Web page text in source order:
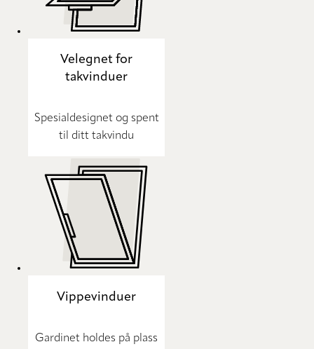
Velegnet for
takvinduer
Spesialdesignet og spent
til ditt takvindu
Vippevinduer
Gardinet holdes på plass